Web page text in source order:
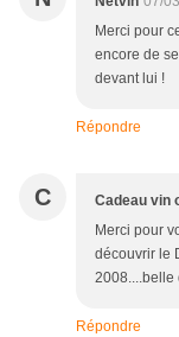
Merci pour
encore de
devant lui !
Répondre
C Cadeau vin
Merci pour
découvrir le
2008....belle
Répondre